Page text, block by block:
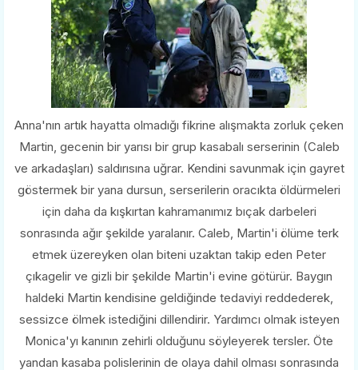
Anna'nın artık hayatta olmadığı fikrine alışmakta zorluk çeken
Martin, gecenin bir yarısı bir grup kasabalı serserinin (Caleb
ve arkadaşları) saldırısına uğrar. Kendini savunmak için gayret
göstermek bir yana dursun, serserilerin oracıkta öldürmeleri
için daha da kışkırtan kahramanımız bıçak darbeleri
sonrasında ağır şekilde yaralanır. Caleb, Martin'i ölüme terk
etmek üzereyken olan biteni uzaktan takip eden Peter
çıkagelir ve gizli bir şekilde Martin'i evine götürür. Baygın
haldeki Martin kendisine geldiğinde tedaviyi reddederek,
sessizce ölmek istediğini dillendirir. Yardımcı olmak isteyen
Monica'yı kanının zehirli olduğunu söyleyerek tersler. Öte
yandan kasaba polislerinin de olaya dahil olması sonrasında